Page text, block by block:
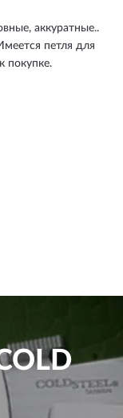
аккуратные..
петля для
покупке.